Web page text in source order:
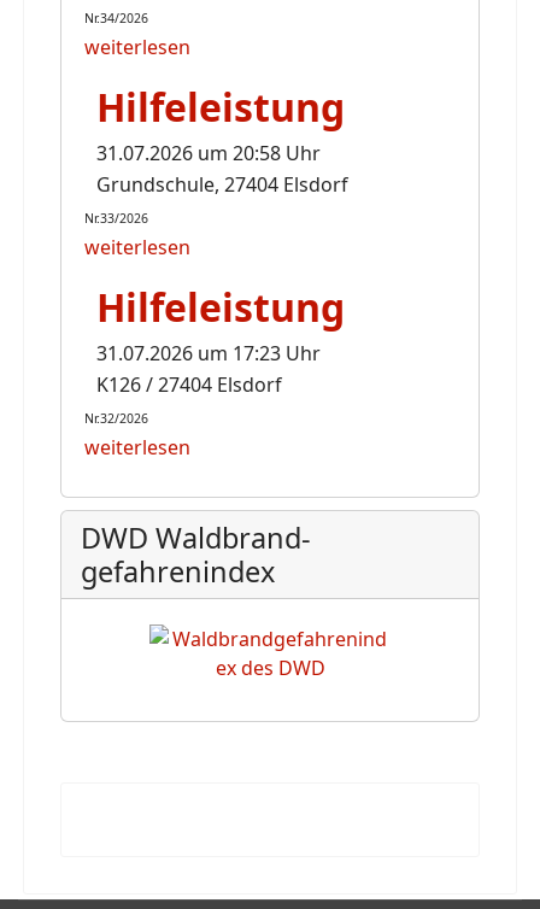
Nr.34/2026
weiterlesen
Hilfeleistung
31.07.2026 um 20:58 Uhr
Grundschule, 27404 Elsdorf
Nr.33/2026
weiterlesen
Hilfeleistung
31.07.2026 um 17:23 Uhr
K126 / 27404 Elsdorf
Nr.32/2026
weiterlesen
DWD Waldbrand-
gefahrenindex